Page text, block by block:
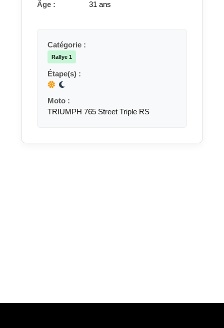
Âge :
31 ans
Catégorie :
Rallye 1
Étape(s) :
Moto :
TRIUMPH 765 Street Triple RS